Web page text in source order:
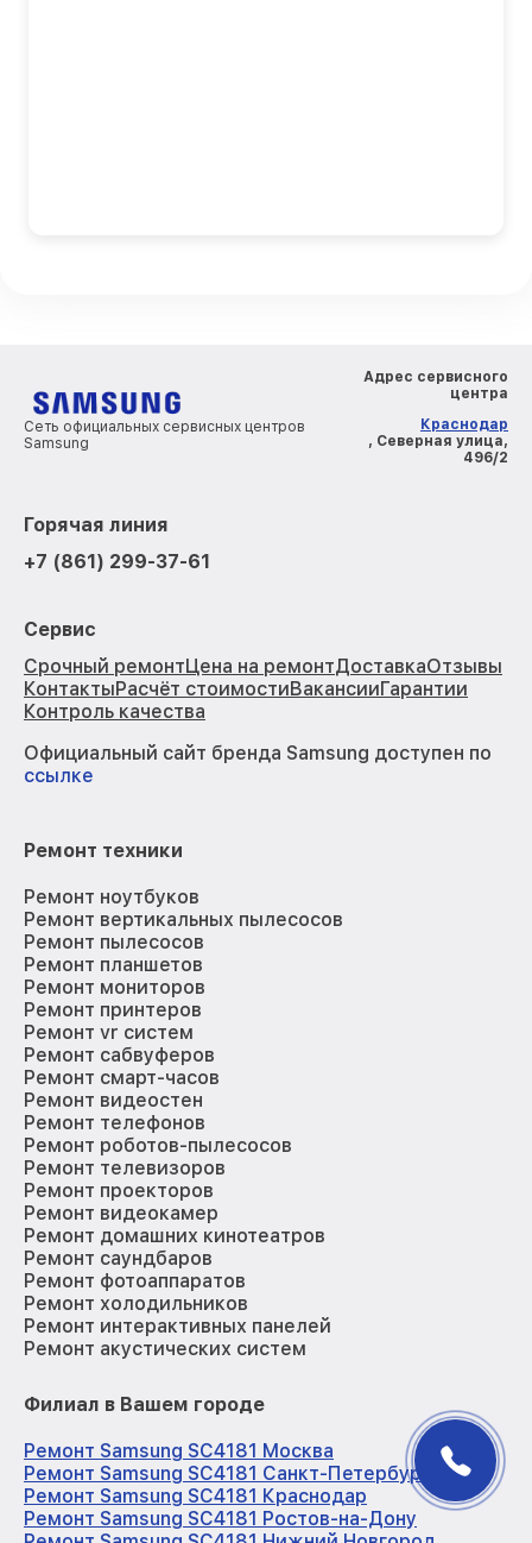
Сеть официальных сервисных центров
Samsung
Адрес сервисного
центра
Краснодар
, Северная улица,
496/2
Горячая линия
+7 (861) 299-37-61
Сервис
Срочный ремонтЦена на ремонтДоставкаОтзывы
КонтактыРасчёт стоимостиВакансииГарантии
Контроль качества
Официальный сайт бренда Samsung доступен по
ссылке
Ремонт техники
Ремонт ноутбуков
Ремонт вертикальных пылесосов
Ремонт пылесосов
Ремонт планшетов
Ремонт мониторов
Ремонт принтеров
Ремонт vr систем
Ремонт сабвуферов
Ремонт смарт-часов
Ремонт видеостен
Ремонт телефонов
Ремонт роботов-пылесосов
Ремонт телевизоров
Ремонт проекторов
Ремонт видеокамер
Ремонт домашних кинотеатров
Ремонт саундбаров
Ремонт фотоаппаратов
Ремонт холодильников
Ремонт интерактивных панелей
Ремонт акустических систем
Филиал в Вашем городе
Ремонт Samsung SC4181 Москва
Ремонт Samsung SC4181 Санкт-Петербург
Ремонт Samsung SC4181 Краснодар
Ремонт Samsung SC4181 Ростов-на-Дону